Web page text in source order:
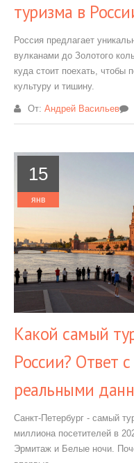
туризма в
Россия предлагает
вулканами до Золотого
куда стоит поехать, чтобы
культуру и тишину.
От: Андрей Васильев
15
янв
Какой самый
России? Ответ
реальными
Санкт-Петербург - самый
миллиона посетителей в
Эрмитаж и Белые ночи.